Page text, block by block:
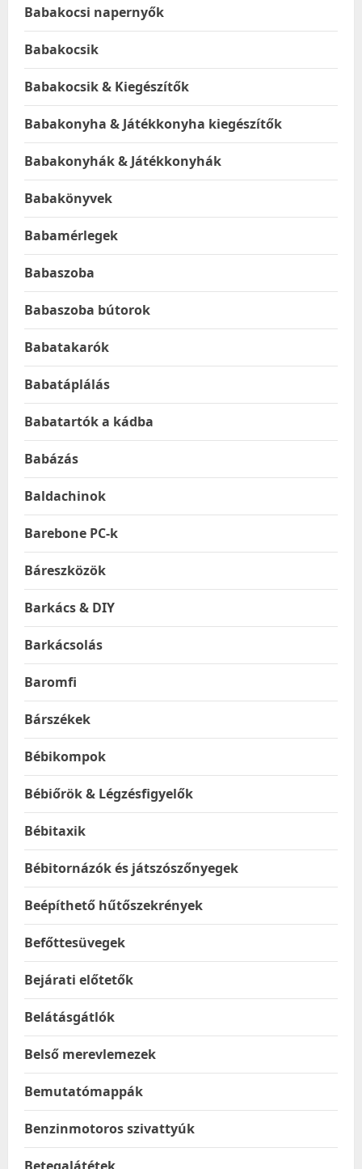
Babakocsi napernyők
Babakocsik
Babakocsik & Kiegészítők
Babakonyha & Játékkonyha kiegészítők
Babakonyhák & Játékkonyhák
Babakönyvek
Babamérlegek
Babaszoba
Babaszoba bútorok
Babatakarók
Babatáplálás
Babatartók a kádba
Babázás
Baldachinok
Barebone PC-k
Báreszközök
Barkács & DIY
Barkácsolás
Baromfi
Bárszékek
Bébikompok
Bébiőrök & Légzésfigyelők
Bébitaxik
Bébitornázók és játszószőnyegek
Beépíthető hűtőszekrények
Befőttesüvegek
Bejárati előtetők
Belátásgátlók
Belső merevlemezek
Bemutatómappák
Benzinmotoros szivattyúk